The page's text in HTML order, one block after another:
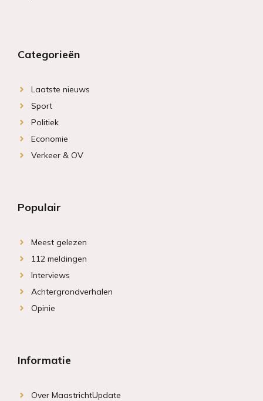
Categorieën
Laatste nieuws
Sport
Politiek
Economie
Verkeer & OV
Populair
Meest gelezen
112 meldingen
Interviews
Achtergrondverhalen
Opinie
Informatie
Over MaastrichtUpdate